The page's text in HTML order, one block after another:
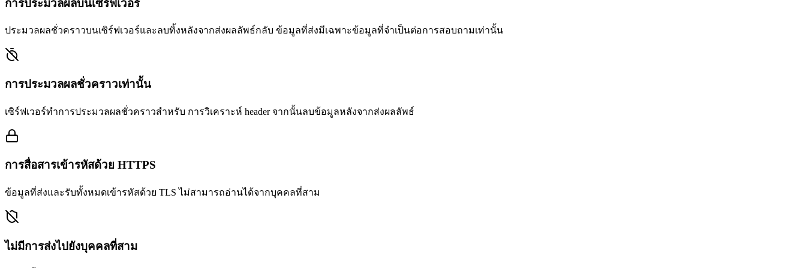
การประมวลผลบนเซิร์ฟเวอร์
ประมวลผลชั่วคราวบนเซิร์ฟเวอร์และลบทิ้งหลังจากส่งผลลัพธ์กลับ ข้อมูลที่ส่งมีเฉพาะข้อมูลที่จำเป็นต่อการสอบถามเท่านั้น
การประมวลผลชั่วคราวเท่านั้น
เซิร์ฟเวอร์ทำการประมวลผลชั่วคราวสำหรับ การวิเคราะห์ header จากนั้นลบข้อมูลหลังจากส่งผลลัพธ์
การสื่อสารเข้ารหัสด้วย HTTPS
ข้อมูลที่ส่งและรับทั้งหมดเข้ารหัสด้วย TLS ไม่สามารถอ่านได้จากบุคคลที่สาม
ไม่มีการส่งไปยังบุคคลที่สาม